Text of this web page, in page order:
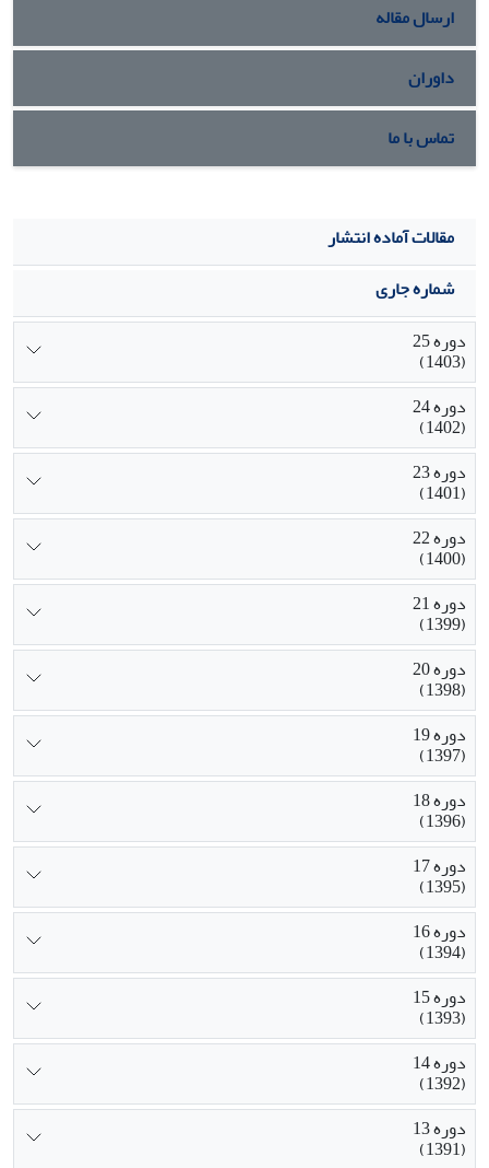
ارسال مقاله
داوران
تماس با ما
مقالات آماده انتشار
شماره جاری
دوره 25
(1403)
دوره 24
(1402)
دوره 23
(1401)
دوره 22
(1400)
دوره 21
(1399)
دوره 20
(1398)
دوره 19
(1397)
دوره 18
(1396)
دوره 17
(1395)
دوره 16
(1394)
دوره 15
(1393)
دوره 14
(1392)
دوره 13
(1391)